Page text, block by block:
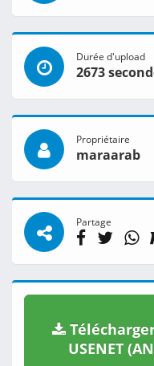
Durée d'upload
2673
Propriétaire
maraarab
Partage
USENET